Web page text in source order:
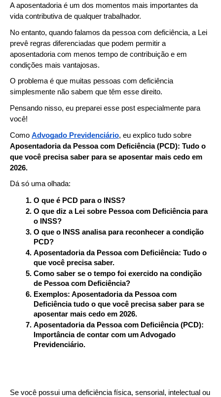
A aposentadoria é um dos momentos mais importantes da
vida contributiva de qualquer trabalhador.
No entanto, quando falamos da pessoa com deficiência, a Lei
prevê regras diferenciadas que podem permitir a
aposentadoria com menos tempo de contribuição e em
condições mais vantajosas.
O problema é que muitas pessoas com deficiência
simplesmente não sabem que têm esse direito.
Pensando nisso, eu preparei esse post especialmente para
você!
Como Advogado Previdenciário
Aposentadoria da Pessoa com Deficiência (PCD): Tudo o
que você precisa saber para se aposentar mais cedo em
2026.
Dá só uma olhada:
O que é PCD para o INSS?
O que diz a Lei sobre Pessoa com Deficiência para
o INSS?
O que o INSS analisa para reconhecer a condição
PCD?
Aposentadoria da Pessoa com Deficiência: Tudo o
que você precisa saber.
Como saber se o tempo foi exercido na condição
de Pessoa com Deficiência?
Exemplos: Aposentadoria da Pessoa com
Deficiência tudo o que você precisa saber para se
aposentar mais cedo em 2026.
Aposentadoria da Pessoa com Deficiência (PCD):
Importância de contar com um Advogado
Previdenciário.
Se você possui uma deficiência física, sensorial, intelectual ou